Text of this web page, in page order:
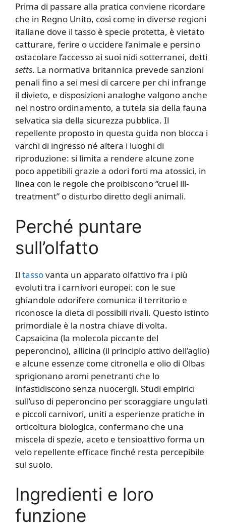
Prima di passare alla pratica conviene ricordare
che in Regno Unito, così come in diverse regioni
italiane dove il tasso è specie protetta, è vietato
catturare, ferire o uccidere l’animale e persino
ostacolare l’accesso ai suoi nidi sotterranei, detti
setts. La normativa britannica prevede sanzioni
penali fino a sei mesi di carcere per chi infrange
il divieto, e disposizioni analoghe valgono anche
nel nostro ordinamento, a tutela sia della fauna
selvatica sia della sicurezza pubblica. Il
repellente proposto in questa guida non blocca i
varchi di ingresso né altera i luoghi di
riproduzione: si limita a rendere alcune zone
poco appetibili grazie a odori forti ma atossici, in
linea con le regole che proibiscono “cruel ill-
treatment” o disturbo diretto degli animali.
Perché puntare
sull’olfatto
Il tassovanta un apparato olfattivo fra i più
evoluti tra i carnivori europei: con le sue
ghiandole odorifere comunica il territorio e
riconosce la dieta di possibili rivali. Questo istinto
primordiale è la nostra chiave di volta.
Capsaicina (la molecola piccante del
peperoncino), allicina (il principio attivo dell’aglio)
e alcune essenze come citronella e olio di Olbas
sprigionano aromi penetranti che lo
infastidiscono senza nuocergli. Studi empirici
sull’uso di peperoncino per scoraggiare ungulati
e piccoli carnivori, uniti a esperienze pratiche in
orticoltura biologica, confermano che una
miscela di spezie, aceto e tensioattivo forma un
velo repellente efficace finché resta percepibile
sul suolo.
Ingredienti e loro
funzione